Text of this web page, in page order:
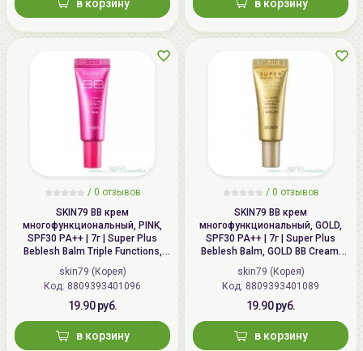
в корзину в корзину
/ 0 отзывов
SKIN79 ВВ крем
многофункциональный, PINK,
SPF30 PA++ | 7г | Super Plus
Beblesh Balm Triple Functions,
PINK BB Cream, SPF30 PA++
skin79 (Корея)
Код: 8809393401096
19.90 руб.
в корзину
/ 0 отзывов
SKIN79 ВВ крем
многофункциональный, GOLD,
SPF30 PA++ | 7г | Super Plus
Beblesh Balm, GOLD BB Cream,
SPF30 PA++
skin79 (Корея)
Код: 8809393401089
19.90 руб.
в корзину